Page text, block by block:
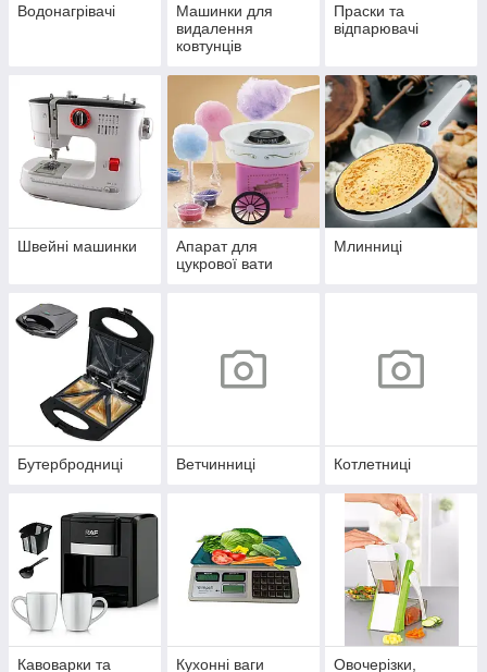
Водонагрівачі
Машинки для
видалення
ковтунців
Праски та
відпарювачі
Швейні машинки
Апарат для
цукрової вати
Млинниці
Бутербродниці Ветчинниці Котлетниці
Кавоварки та Кухонні ваги Овочерізки,